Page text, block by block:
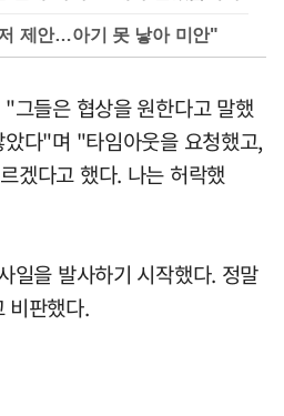
제안…아기 못 낳아 미안"
그들은 협상을 원한다고 말했
다"며 "타임아웃을 요청했고,
겠다고 했다. 나는 허락했
일을 발사하기 시작했다. 정말
비판했다.